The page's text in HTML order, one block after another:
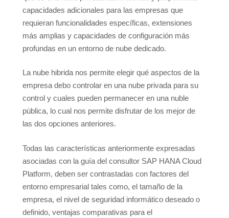
capacidades adicionales para las empresas que
requieran funcionalidades específicas, extensiones
más amplias y capacidades de configuración más
profundas en un entorno de nube dedicado.
La nube hibrida nos permite elegir qué aspectos de la
empresa debo controlar en una nube privada para su
control y cuales pueden permanecer en una nuble
pública, lo cual nos permite disfrutar de los mejor de
las dos opciones anteriores.
Todas las características anteriormente expresadas
asociadas con la guía del consultor SAP HANA Cloud
Platform, deben ser contrastadas con factores del
entorno empresarial tales como, el tamaño de la
empresa, el nivel de seguridad informático deseado o
definido, ventajas comparativas para el